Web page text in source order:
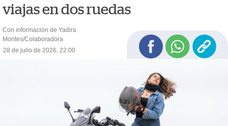
viajas en dos ruedas
Con información de Yadira
Montes/Colaboradora
28 de julio de 2026, 22:00